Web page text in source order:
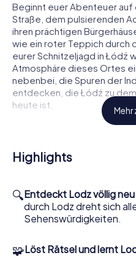
Beginnt euer Abenteuer
Straße, dem pulsierenden
ihren prächtigen
wie ein roter Teppich durch
eurer Schnitzeljagd in Łódź
Atmosphäre dieses Ortes
nebenbei, die Spuren der
entdecken, die Łódź zu
heute ist.
Die Schnitzeljagd führt euch
Manufaktura-Komplex. Einst
der Schnitzeljagd in Łódź
Geschichte der Industriellen
und euch zeigen, wie aus
Mehr
Highlights
🔍Entdeckt Lodz völlig neu
durch Lodz dreht sich
Sehenswürdigkeiten.
🧩Löst Rätsel und lernt